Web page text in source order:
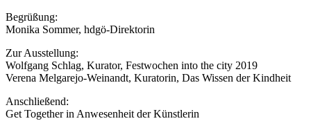
Begrüßung:
Monika Sommer, hdgö-Direktorin
Zur Ausstellung:
Wolfgang Schlag, Kurator, Festwochen into the city 2019
Verena Melgarejo-Weinandt, Kuratorin, Das Wissen der Kindheit
Anschließend:
Get Together in Anwesenheit der Künstlerin